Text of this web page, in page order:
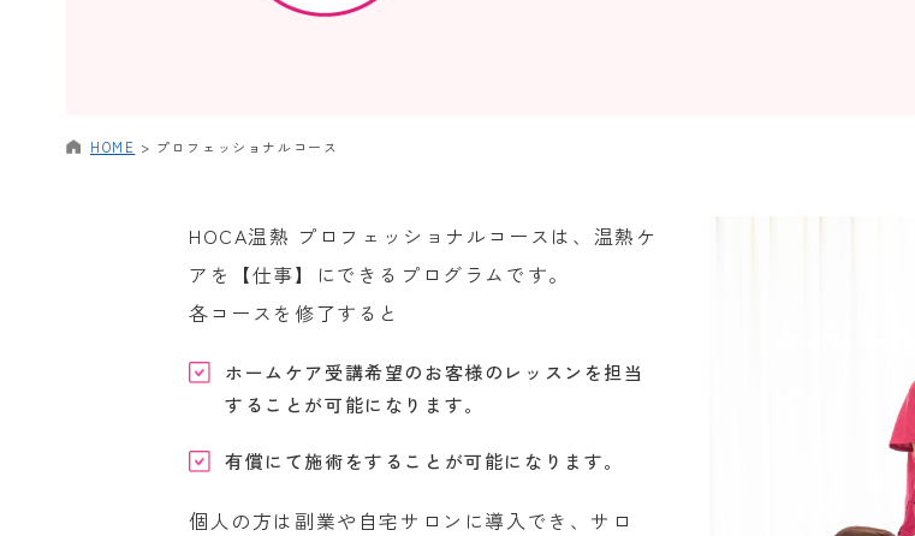
HOME > プロフェッショナルコース
HOCA温熱 プロフェッショナルコースは、温熱ケ
アを【仕事】にできるプログラムです。
各コースを修了すると
ホームケア受講希望のお客様のレッスンを担当
することが可能になります。
有償にて施術をすることが可能になります。
個人の方は副業や自宅サロンに導入でき、サロ